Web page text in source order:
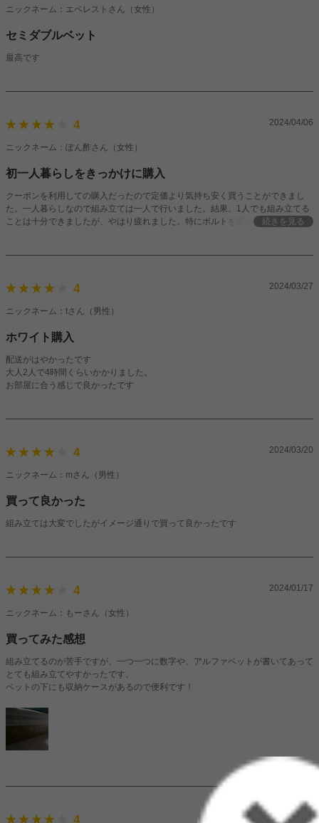
ニックネーム：エベレストさん（女性）
セミダブルベット
最高です
4 2024/04/06
ニックネーム：ぽん酢さん（女性）
初一人暮らしをきっかけに購入
クーポンを利用しての購入だったので定価より気持ち安く買うことができまし
た。一人暮らしなので組み立ては一人で行いました。結果、1人でも組み立てる
ことは十分できましたが、やはり疲れました。特にボルトを閉める際はかなりの
続きを見る
4 2024/03/27
ニックネーム：tさん（男性）
ホワイト購入
配送がはやかったです
大人2人で4時間くらいかかりました。
お部屋に合う感じで良かったです
4 2024/03/20
ニックネーム：mさん（男性）
買って良かった
組み立ては大変でしたがイメージ通りで買って良かったです
4 2024/01/17
ニックネーム：もーさん（女性）
買ってみた感想
組み立てるのが苦手ですが、一つ一つに数字や、アルファベットが書いてあって
とても組み立てやすかったです。
ベットの下にも収納ケースがあるので便利です！
4 2023/08/26